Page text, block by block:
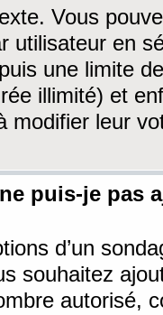
Vous
utilisateur en
une limite
illimité) et
modifier leur
puis-je pas
d’un
souhaitez
autorisé,